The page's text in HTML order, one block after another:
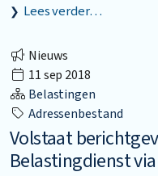
Lees verder…
Nieuws
11 sep 2018
Belastingen
Adressenbestand
Volstaat
Belastingdienst